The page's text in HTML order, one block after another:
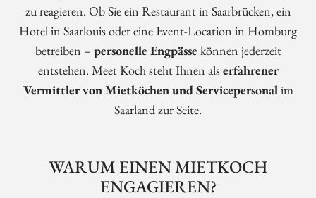
zu reagieren. Ob Sie ein Restaurant in Saarbrücken, ein
Hotel in Saarlouis oder eine Event-Location in Homburg
betreiben – personelle Engpässe können jederzeit
entstehen. Meet Koch steht Ihnen alserfahrener
Vermittler von Mietköchen und Servicepersonalim
Saarland zur Seite.
WARUM EINEN MIETKOCH
ENGAGIEREN?